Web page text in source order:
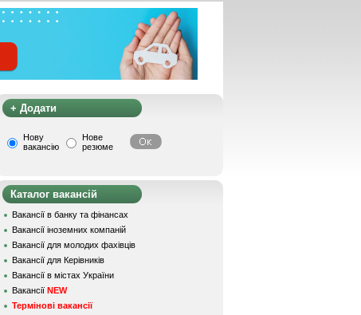
+ Додати
Нову
вакансію
Нове
резюме
Каталог вакансій
Вакансії в банку та фінансах
Вакансії іноземних компаній
Вакансії для молодих фахівців
Вакансії для Керівників
Вакансії в містах України
Вакансії NEW
Термінові вакансії